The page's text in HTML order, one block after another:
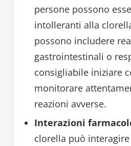
persone possono
intolleranti alla
possono includere
gastrointestinali o
consigliabile iniziare
monitorare
reazioni avverse.
Interazioni
clorella può